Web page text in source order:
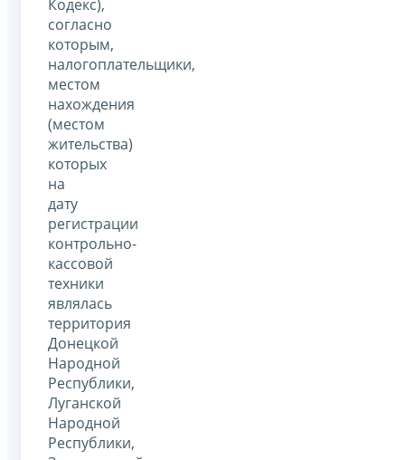
Кодекс),
согласно
которым,
налогоплательщики,
местом
нахождения
(местом
жительства)
которых
на
дату
регистрации
контрольно-
кассовой
техники
являлась
территория
Донецкой
Народной
Республики,
Луганской
Народной
Республики,